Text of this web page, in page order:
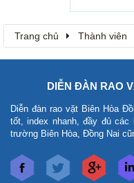
Trang chủ Thành viên
DIỄN ĐÀN RAO
Diễn đàn rao vặt Biên Hòa
tốt, index nhanh, đầy đủ
trường Biên Hòa, Đồng Nai